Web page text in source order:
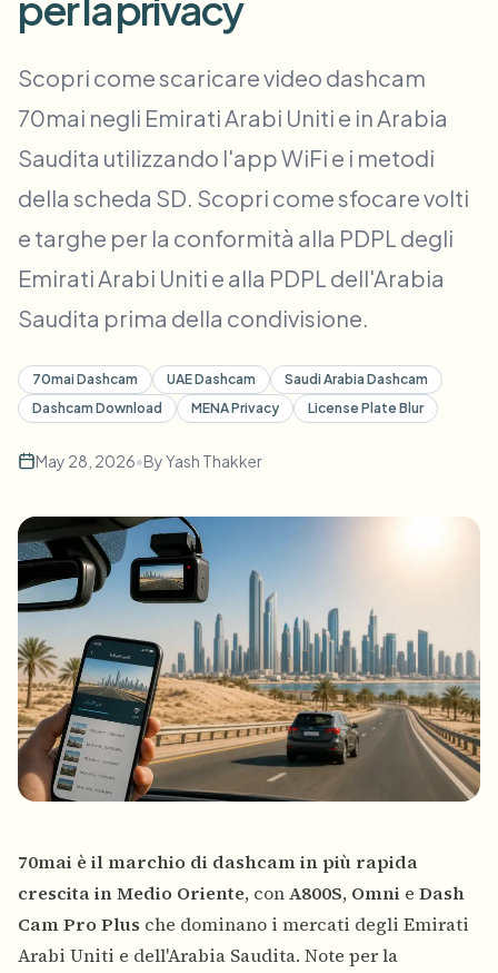
Scambio viso - Video
Intelligenza video
Elabora molti video in un’unica passata
Sfocatura visi in blocco
Sfoca qualsiasi cosa
Zone, policy e revisione enterprise
API & SDK
Automatizza upload, job e webhook
Modulo di contatto
Intelligenza video
Rimozione sfondo in blocco
Scopri come scaricare video dashcam
70mai negli Emirati Arabi Uniti e in Arabia
Saudita utilizzando l'app WiFi e i metodi
della scheda SD. Scopri come sfocare volti
e targhe per la conformità alla PDPL degli
Emirati Arabi Uniti e alla PDPL dell'Arabia
Saudita prima della condivisione.
70mai Dashcam UAE Dashcam
Saudi Arabia Dashcam
Dashcam Download
MENA Privacy License Plate Blur
May 28, 2026•ByYash Thakker
70mai è il marchio di dashcam in più rapida
crescita in Medio Oriente, conA800S, Omni e Dash
Cam Pro Plus che dominano i mercati degli Emirati
Arabi Uniti e dell'Arabia Saudita. Note per la